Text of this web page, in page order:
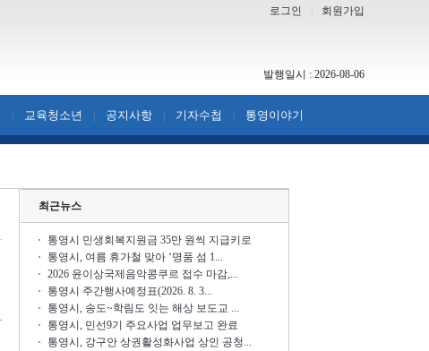
로그인 회원가입
발행일시 : 2026-08-06
교육청소년 공지사항 기자수첩 통영이야기
최근뉴스
통영시 민생회복지원금 35만 원씩 지급키로
통영시, 여름 휴가철 맞아 ‘명품 섬 1...
2026 윤이상국제음악콩쿠르 접수 마감,...
통영시 주간행사예정표(2026. 8. 3...
통영시, 송도~학림도 잇는 해상 보도교 ...
통영시, 민선9기 주요사업 업무보고 완료
통영시, 강구안 상권활성화사업 상인 공청...